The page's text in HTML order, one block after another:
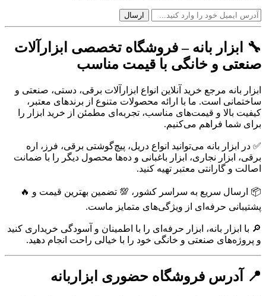
🔧 ابزار بانه – فروشگاه تخصصی ابزارآلات
صنعتی و خانگی با قیمت مناسب
ابزار بانه مرجع خرید آنلاین انواع ابزارآلات برقی، دستی، صنعتی و
ساختمانی است. ما با ارائه محصولات متنوع از برندهای معتبر،
کیفیت بالا و قیمت‌های مناسب، تجربه‌ای مطمئن از خرید ابزار را
برای شما فراهم می‌کنیم.
✅ در ابزار بانه می‌توانید انواع دریل، پیچ‌گوشتی برقی، فرز، اره
برقی، ابزار نجاری، ابزار باغبانی و ده‌ها محصول دیگر را با ضمانت
اصالت و گارانتی معتبر تهیه کنید.
📦 ارسال سریع به سراسر کشور، 💯 تضمین بهترین قیمت و 🔥
پشتیبانی حرفه‌ای از ویژگی‌های متمایز ماست.
🔎 با ابزار بانه، ابزار حرفه‌ای را با اطمینان و آسودگی خریداری کنید
و پروژه‌های صنعتی و خانگی خود را با خیالی راحت انجام دهید.
📍 آدرس فروشگاه حضوری ابزاربانه